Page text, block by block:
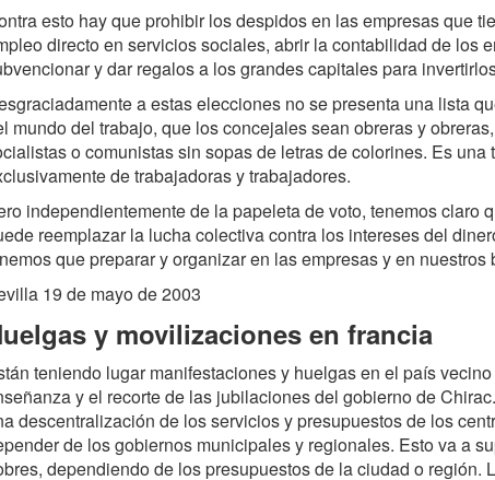
esto hay que prohibir los despidos en las empresas que
directo en servicios sociales, abrir la contabilidad de los
y dar regalos a los grandes capitales para
a estas elecciones no se presenta una lista
mundo del trabajo, que los concejales sean obreras y
o comunistas sin sopas de letras de colorines. Es
de trabajadoras y trabajadores.
independientemente de la papeleta de voto, tenemos claro
reemplazar la lucha colectiva contra los intereses del
que preparar y organizar en las empresas y en nuestros
19 de mayo de 2003
y movilizaciones en francia
teniendo lugar manifestaciones y huelgas en el país
y el recorte de las jubilaciones del gobierno de
descentralización de los servicios y presupuestos de los
de los gobiernos municipales y regionales. Esto va a
dependiendo de los presupuestos de la ciudad o región.